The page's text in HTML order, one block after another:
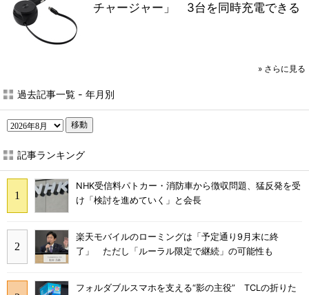
チャージャー」 3台を同時充電できる
» さらに見る
過去記事一覧 - 年月別
移動
記事ランキング
NHK受信料パトカー・消防車から徴収問題、猛反発を受
け「検討を進めていく」と会長
楽天モバイルのローミングは「予定通り9月末に終
了」 ただし「ルーラル限定で継続」の可能性も
フォルダブルスマホを支える“影の主役” TCLの折りた